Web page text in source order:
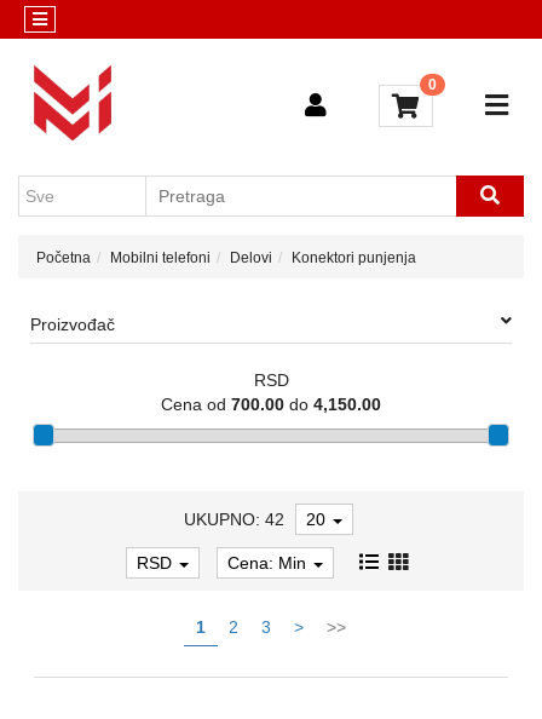
0
Kategorije
Računari
komponente
Sve
Konfigurator
Početna Mobilni telefoni Delovi Konektori punjenja
Proizvođač
RSD
Cena od 700.00 do 4,150.00
UKUPNO: 42 20
RSD Cena: Min
1 2 3 > >>